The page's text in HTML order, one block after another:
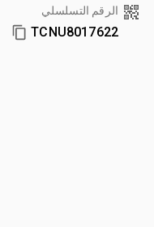
الرقم التسلسلي
TCNU8017622